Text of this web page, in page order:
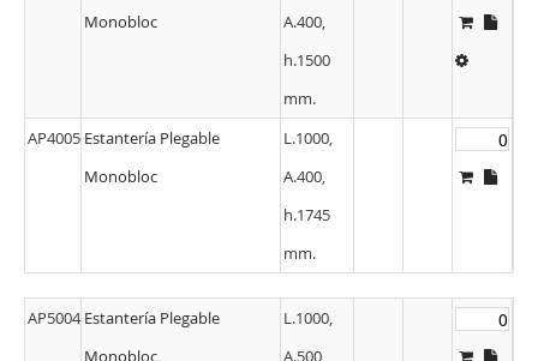
Monobloc
A.400,
h.1500
mm.
AP4005 Estantería Plegable
Monobloc
L.1000,
A.400,
h.1745
mm.
AP5004 Estantería Plegable
Monobloc
L.1000,
A.500,